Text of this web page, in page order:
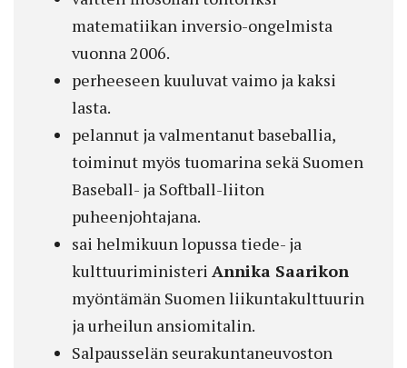
matematiikan inversio-ongelmista
vuonna 2006.
perheeseen kuuluvat vaimo ja kaksi
lasta.
pelannut ja valmentanut baseballia,
toiminut myös tuomarina sekä Suomen
Baseball- ja Softball-liiton
puheenjohtajana.
sai helmikuun lopussa tiede- ja
kulttuuriministeri Annika Saarikon
myöntämän Suomen liikuntakulttuurin
ja urheilun ansiomitalin.
Salpausselän seurakuntaneuvoston